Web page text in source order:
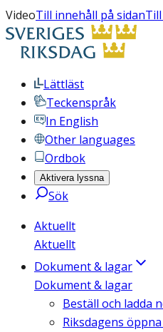
VideoTill innehåll på sidan
Lättläst
Teckenspråk
In English
Other languages
Ordbok
Aktivera lyssna
Sök
Aktuellt
Aktuellt
Dokument & lagar
Dokument & lagar
Beställ och ladda
Riksdagens